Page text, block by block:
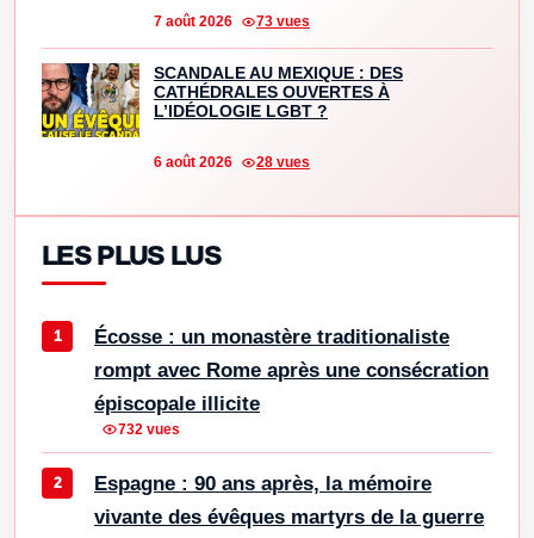
7 août 2026 73 vues
SCANDALE AU MEXIQUE : DES
CATHÉDRALES OUVERTES À
L’IDÉOLOGIE LGBT ?
6 août 2026 28 vues
LES PLUS LUS
Écosse : un monastère traditionaliste
rompt avec Rome après une consécration
épiscopale illicite
732 vues
Espagne : 90 ans après, la mémoire
vivante des évêques martyrs de la guerre